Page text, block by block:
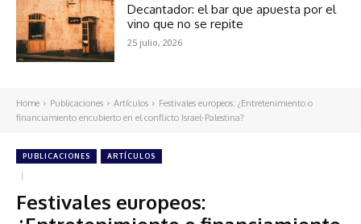
Decantador: el bar que apuesta por el
vino que no se repite
25 julio, 2026